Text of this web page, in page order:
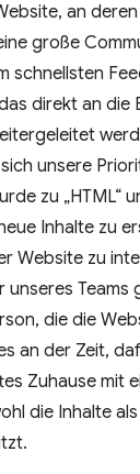
an
große
schnellsten
direkt an die
unsere
zu „HTML“
Inhalte zu
Website zu
unseres Teams
die die
an der Zeit,
Zuhause mit
die Inhalte